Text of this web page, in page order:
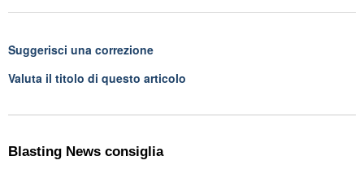
Suggerisci una correzione
Valuta il titolo di questo articolo
Blasting News consiglia